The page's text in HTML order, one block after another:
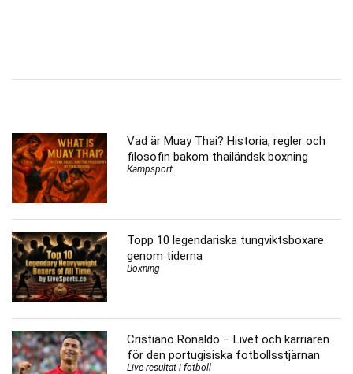
Vad är Muay Thai? Historia, regler och
filosofin bakom thailändsk boxning
Kampsport
Topp 10 legendariska tungviktsboxare
genom tiderna
Boxning
Cristiano Ronaldo – Livet och karriären
för den portugisiska fotbollsstjärnan
Live-resultat i fotboll